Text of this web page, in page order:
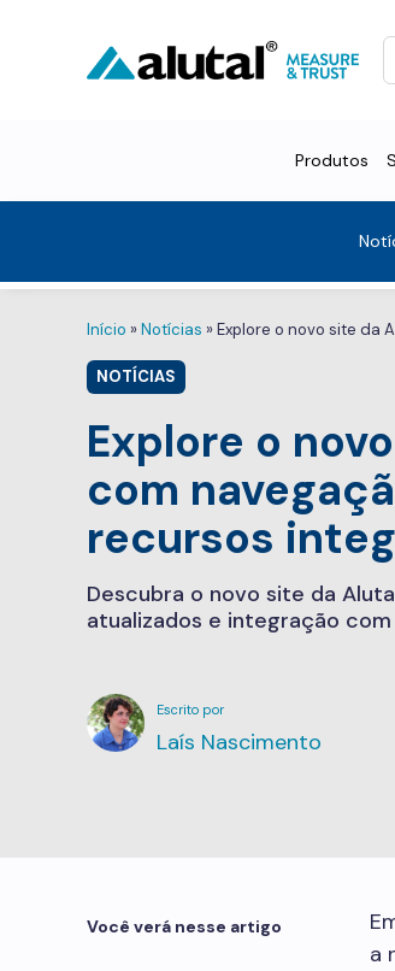
Produtos
Início »Notícias »Explore o novo site da
NOTÍCIAS
Explore o
com
recursos
Descubra o novo site da
atualizados e integração
Laís Nascimento
Você verá nesse artigo
a